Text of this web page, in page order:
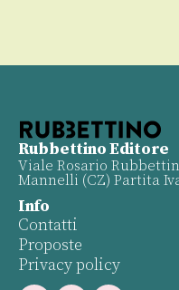
Rubbettino Editore
Viale Rosario
Mannelli (CZ) Partita Iva
Info
Contatti
Proposte
Privacy policy